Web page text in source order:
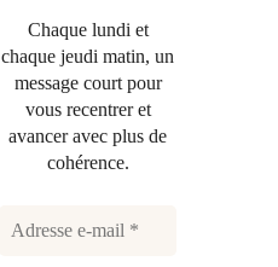
Chaque lundi et
chaque jeudi matin, un
message court pour
vous recentrer et
avancer avec plus de
cohérence.